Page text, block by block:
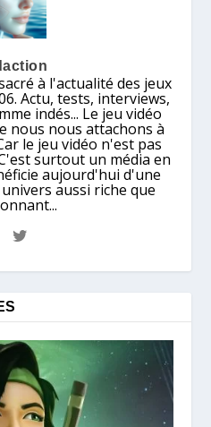
à l'actualité des jeux
Actu, tests, interviews,
indés... Le jeu vidéo
nous nous attachons à
le jeu vidéo n'est pas
surtout un média en
aujourd'hui d'une
aussi riche que